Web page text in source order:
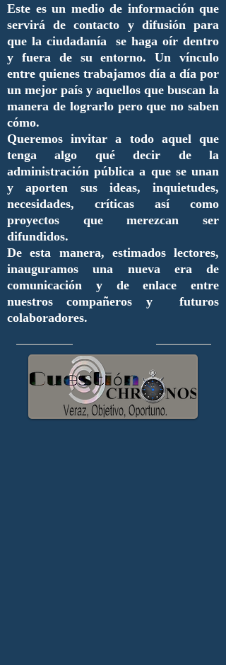
Este es un medio de información que
servirá de contacto y difusión para
que la ciudadanía se haga oír dentro
y fuera de su entorno. Un vínculo
entre quienes trabajamos día a día por
un mejor país y aquellos que buscan la
manera de lograrlo pero que no saben
cómo.
Queremos invitar a todo aquel que
tenga algo qué decir de la
administración pública a que se unan
y aporten sus ideas, inquietudes,
necesidades, críticas así como
proyectos que merezcan ser
difundidos.
De esta manera, estimados lectores,
inauguramos una nueva era de
comunicación y de enlace entre
nuestros compañeros y futuros
colaboradores.